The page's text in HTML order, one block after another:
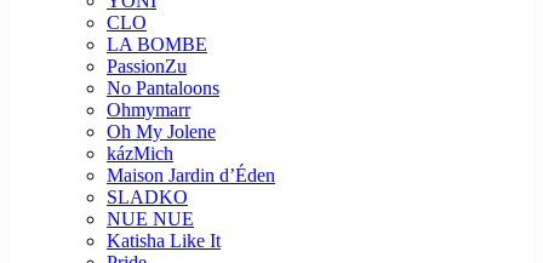
CLO
LA BOMBE
PassionZu
No Pantaloons
Ohmymarr
Oh My Jolene
kázMich
Maison Jardin d’Éden
SLADKO
NUE NUE
Katisha Like It